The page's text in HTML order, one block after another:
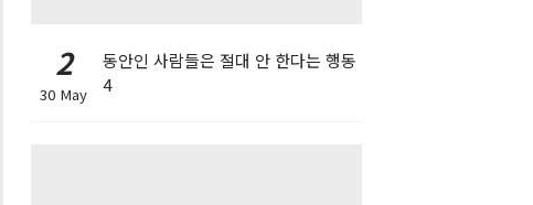
2
30 May
동안인 사람들은 절대 안 한다는 행동
4